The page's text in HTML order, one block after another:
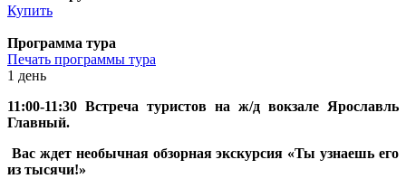
Купить
Программа тура
Печать программы тура
1 день
11:00-11:30 Встреча туристов на ж/д вокзале Ярославль
Главный.
Вас ждет необычная обзорная экскурсия «Ты узнаешь его
из тысячи!»